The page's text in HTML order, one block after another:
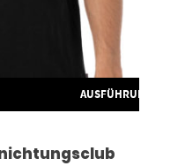
AUSFÜHRUNG